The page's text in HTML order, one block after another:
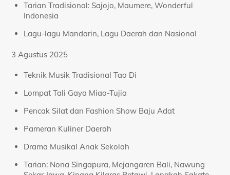
Tarian Tradisional: Sajojo, Maumere, Wonderful
Indonesia
Lagu-lagu Mandarin, Lagu Daerah dan Nasional
3 Agustus 2025
Teknik Musik Tradisional Tao Di
Lompat Tali Gaya Miao-Tujia
Pencak Silat dan Fashion Show Baju Adat
Pameran Kuliner Daerah
Drama Musikal Anak Sekolah
Tarian: Nona Singapura, Mejangaren Bali, Nawung